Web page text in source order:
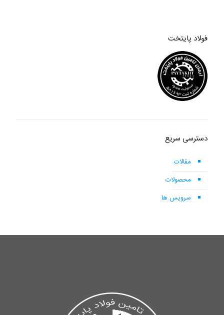
فولاد پایتخت
دسترسی سریع
مقالات
محصولات
سرویس ها